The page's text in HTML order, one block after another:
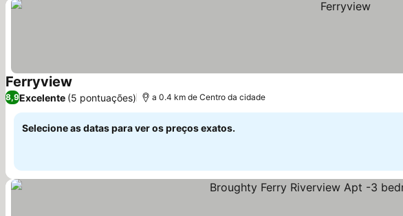
Ferryview
8,9Excelente (5 pontuações) a 0.4 km de Centro da cidade
Selecione as datas para ver os preços exatos.